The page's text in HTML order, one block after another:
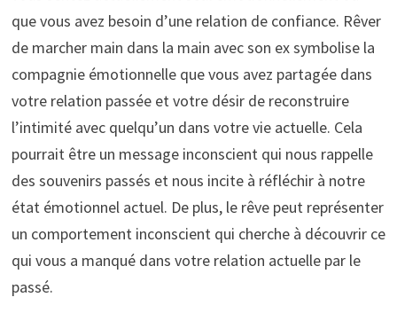
que vous avez besoin d’une relation de confiance. Rêver
de marcher main dans la main avec son ex symbolise la
compagnie émotionnelle que vous avez partagée dans
votre relation passée et votre désir de reconstruire
l’intimité avec quelqu’un dans votre vie actuelle. Cela
pourrait être un message inconscient qui nous rappelle
des souvenirs passés et nous incite à réfléchir à notre
état émotionnel actuel. De plus, le rêve peut représenter
un comportement inconscient qui cherche à découvrir ce
qui vous a manqué dans votre relation actuelle par le
passé.